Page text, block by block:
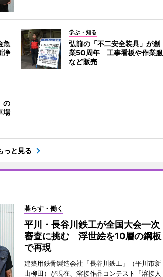
魚
浄
学ぶ・知る
弘前の「不二安全装具」が創
業50周年 工事看板や作業服
など販売
の
場
っと見る
暮らす・働く
平川・長谷川鉄工が全国大会一次
審査に挑む 浮世絵を10層の鋼板
で再現
建築用鉄骨製造会社「長谷川鉄工」（平川市新
山柳田）が現在、溶接作品コンテスト「溶接人